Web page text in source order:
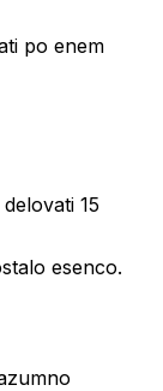
po enem
15
esenco.